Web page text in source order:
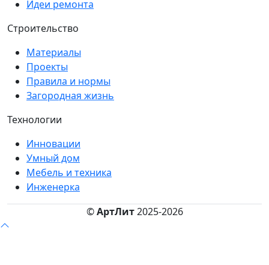
Идеи ремонта
Строительство
Материалы
Проекты
Правила и нормы
Загородная жизнь
Технологии
Инновации
Умный дом
Мебель и техника
Инженерка
©АртЛит2025-2026